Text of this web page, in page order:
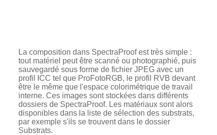
La composition dans SpectraProof est très simple :
tout matériel peut être scanné ou photographié, puis
sauvegardé sous forme de fichier JPEG avec un
profil ICC tel que ProFotoRGB, le profil RVB devant
être le même que l'espace colorimétrique de travail
interne. Ces images sont stockées dans différents
dossiers de SpectraProof. Les matériaux sont alors
disponibles dans la liste de sélection des substrats,
par exemple s'ils se trouvent dans le dossier
Substrats.